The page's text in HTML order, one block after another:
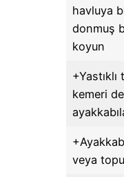
havluya
donmuş
koyun
kemeri
veya